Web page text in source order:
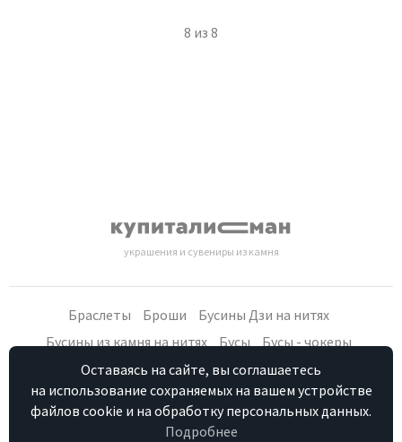
8 из 8
украшения и сувениры из камня
Браслеты Броши
Бусины Дзи на нитях
Бусины из камня на нитях
Бусы
Бусы - чокеры
Кольца, серьги
Кулоны
Наборы (бусы, браслет, серьги)
Распродажа
Сувениры из камня Фурнитура Четки
Контакты Как купить
Оставаясь на сайте, вы соглашаетесь
на использование сохраняемых на вашем устройстве
файлов cookie и на обработку персональных данных.
Подробнее